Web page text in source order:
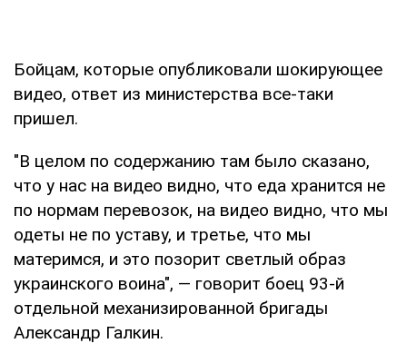
Бойцам, которые опубликовали шокирующее
видео, ответ из министерства все-таки
пришел.
"В целом по содержанию там было сказано,
что у нас на видео видно, что еда хранится не
по нормам перевозок, на видео видно, что мы
одеты не по уставу, и третье, что мы
материмся, и это позорит светлый образ
украинского воина", — говорит боец 93-й
отдельной механизированной бригады
Александр Галкин.